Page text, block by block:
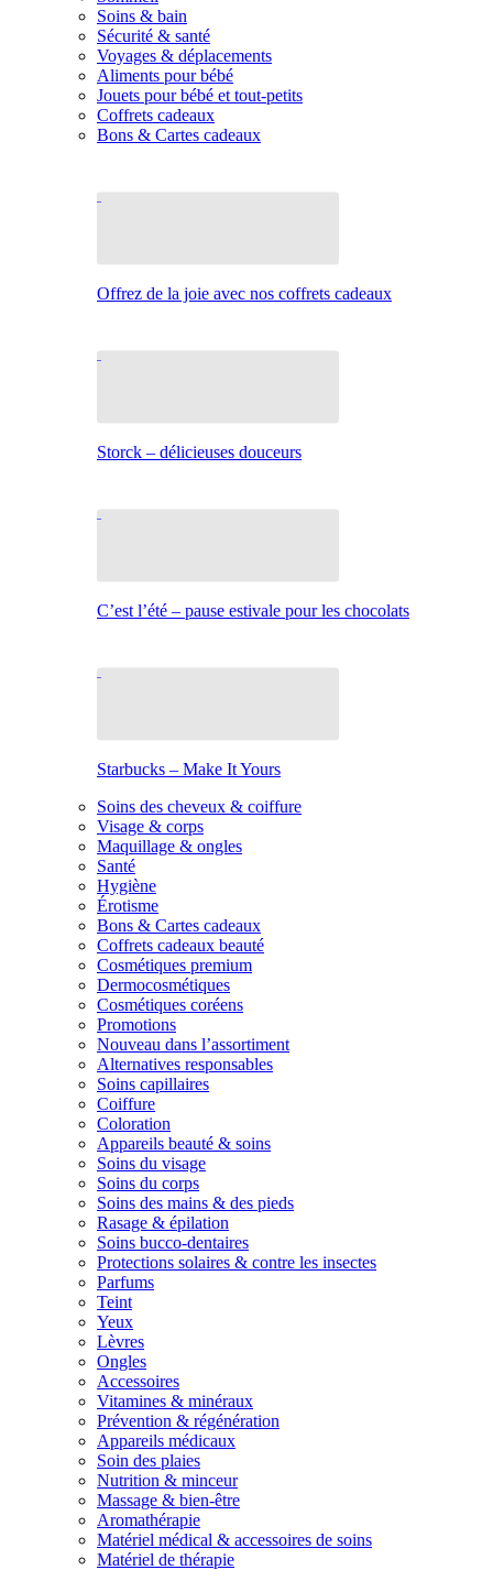
Soins & bain
Sécurité & santé
Voyages & déplacements
Aliments pour bébé
Jouets pour bébé et tout-petits
Coffrets cadeaux
Bons & Cartes cadeaux
Offrez de la joie avec nos coffrets cadeaux
Storck – délicieuses douceurs
C’est l’été – pause estivale pour les chocolats
Starbucks – Make It Yours
Soins des cheveux & coiffure
Visage & corps
Maquillage & ongles
Santé
Hygiène
Érotisme
Bons & Cartes cadeaux
Coffrets cadeaux beauté
Cosmétiques premium
Dermocosmétiques
Cosmétiques coréens
Promotions
Nouveau dans l’assortiment
Alternatives responsables
Soins capillaires
Coiffure
Coloration
Appareils beauté & soins
Soins du visage
Soins du corps
Soins des mains & des pieds
Rasage & épilation
Soins bucco-dentaires
Protections solaires & contre les insectes
Parfums
Teint
Yeux
Lèvres
Ongles
Accessoires
Vitamines & minéraux
Prévention & régénération
Appareils médicaux
Soin des plaies
Nutrition & minceur
Massage & bien-être
Aromathérapie
Matériel médical & accessoires de soins
Matériel de thérapie